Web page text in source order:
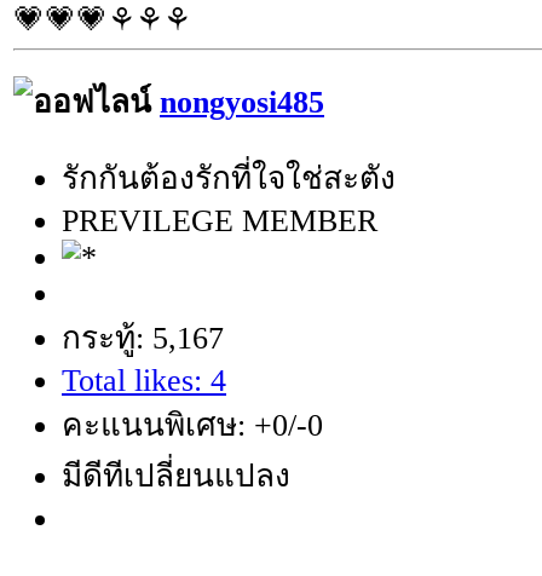
💗💗💗⚘⚘⚘
nongyosi485
รักกันต้องรักที่ใจใช่สะตัง
PREVILEGE MEMBER
กระทู้: 5,167
Total likes: 4
คะแนนพิเศษ: +0/-0
มีดีทีเปลี่ยนแปลง